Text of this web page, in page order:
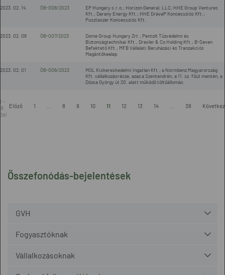
Összefonódás-bejelentések
GVH
Fogyasztóknak
Vállalkozásoknak
2023. 02. 14 ÖB-008/2023
EP Hungary s.r.o.; Horizon General, LLC; HHE Group Ventures
Kft.; Darany Energy Kft.; HHE DrávaP Koncessziós Kft.;
Pusztaszer Koncessziós Kft.
2023. 02. 06 ÖB-007/2023
Dome Group Hungary Zrt.; Pentolt Tűzvédelmi és
Biztonságtechnikai Kft., Drexler & Co Holding Kft.; B-Seven
Befektető Kft.; MFB Vállalati Beruházási és Tranzakciós
Magántőkealap
2023. 02. 01 ÖB-006/2023
MOL Kiskereskedelmi Ingatlan Kft.; a Normbenz Magyarország
Kft. vállalkozásrésze, azaz a Szentendrén, a 11. sz. főút mentén, a
Dózsa György út 20. alatt működő töltőállomás
-
Előző 1 8 9 10 11 12 13 14 38